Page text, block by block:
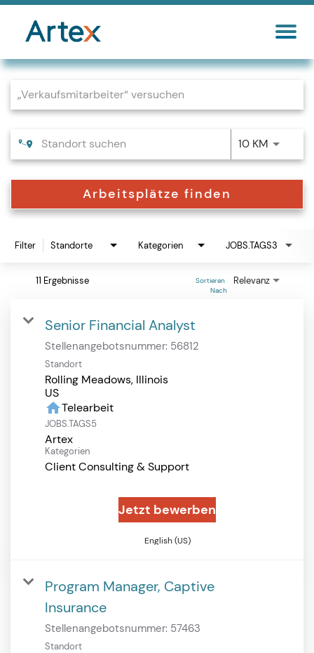
Job Search Page
10 KM
Arbeitsplätze finden
Filter Standorte Kategorien JOBS.TAGS3
11 Ergebnisse Relevanz
Sortieren
Nach
Senior Financial Analyst
Stellenangebotsnummer: 56812
Standort
Rolling Meadows, Illinois
homeTelearbeit
JOBS.TAGS5
Artex
Kategorien
Client Consulting & Support
Jetzt bewerben
English (US)
Program Manager, Captive
Insurance
Stellenangebotsnummer: 57463
Standort